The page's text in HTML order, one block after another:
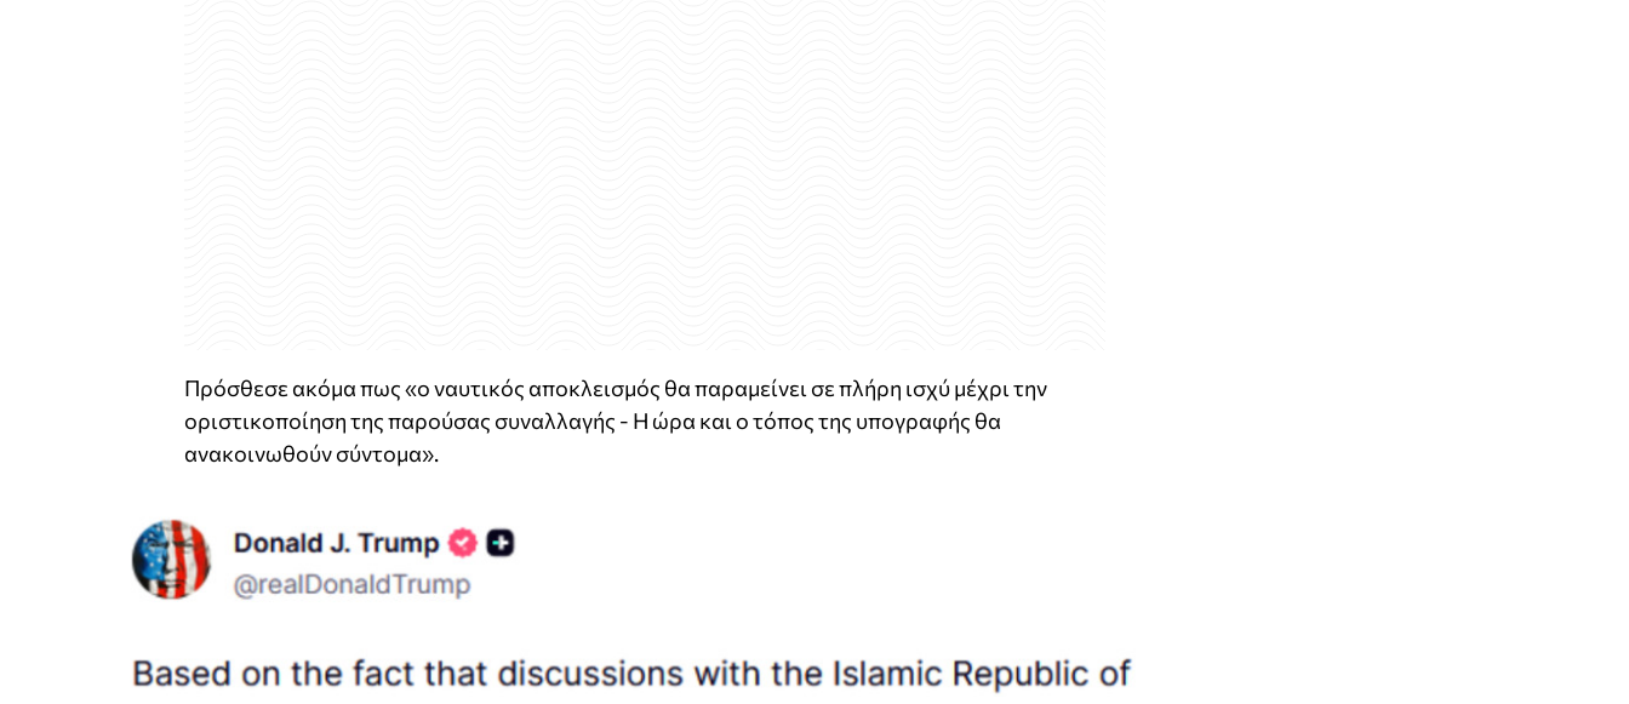
Πρόσθεσε ακόμα πως «ο ναυτικός αποκλεισμός θα παραμείνει σε πλήρη ισχύ μέχρι την
οριστικοποίηση της παρούσας συναλλαγής - Η ώρα και ο τόπος της υπογραφής θα
ανακοινωθούν σύντομα».